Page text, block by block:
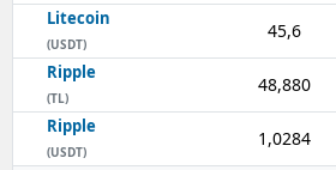
Litecoin
(USDT)
45,6
Ripple
(TL)
48,880
Ripple
(USDT)
1,0284